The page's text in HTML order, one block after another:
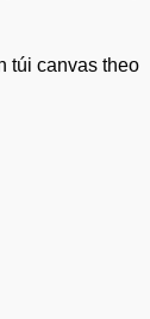
túi canvas theo